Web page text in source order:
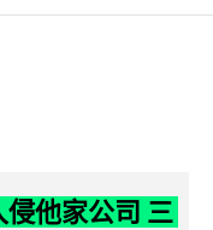
他家公司 三